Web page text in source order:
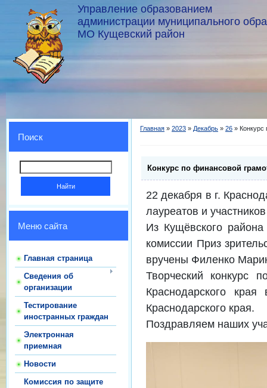
Управление образованием
администрации муниципального
МО Кущевский район
Поиск
Меню сайта
Главная страница
Сведения об
организации
Тестирование
иностранных граждан
Электронная
приемная
Новости
Комиссия по защите
Главная » 2023 » Декабрь » 26 » Конкурс
Конкурс по финансовой
22 декабря в г.
лауреатов и
Из Кущёвского
комиссии Приз
вручены Филенко
Творческий конкурс
Краснодарского
Краснодарского края.
Поздравляем наших